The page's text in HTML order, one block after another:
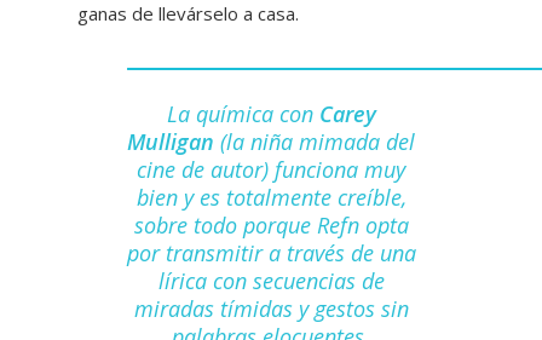
ganas de llevárselo a casa.
La química con Carey
Mulligan (la niña mimada del
cine de autor) funciona muy
bien y es totalmente creíble,
sobre todo porque Refn opta
por transmitir a través de una
lírica con secuencias de
miradas tímidas y gestos sin